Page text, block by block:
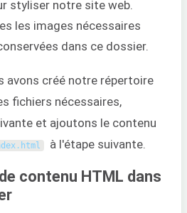
styliser notre site web.
les images nécessaires
dans ce dossier.
avons créé notre répertoire
fichiers nécessaires,
et ajoutons le contenu
. html à l'étape suivante.
contenu HTML dans